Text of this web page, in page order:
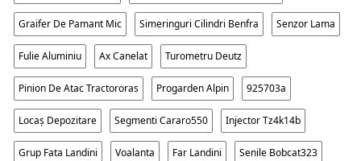
Graifer De Pamant Mic Simeringuri Cilindri Benfra Senzor Lama
Fulie Aluminiu Ax Canelat Turometru Deutz
Pinion De Atac Tractororas Progarden Alpin 925703a
Locaș Depozitare Segmenti Cararo550 Injector Tz4k14b
Grup Fata Landini Voalanta Far Landini Senile Bobcat323